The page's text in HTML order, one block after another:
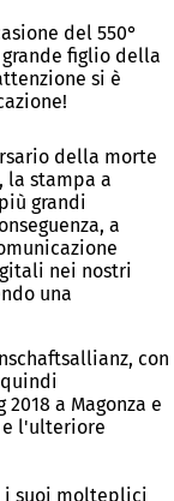
del 550°
figlio della
si è
della morte
la stampa a
grandi
a
nei nostri
una
con
a Magonza e
e l'ulteriore
i suoi molteplici